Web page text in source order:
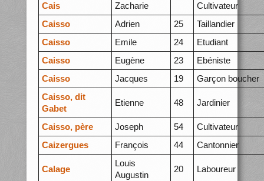
Cais
Zacharie
Cultivateur
Caisso
Adrien 25
Taillandier
Caisso
Emile 24
Etudiant
Caisso
Eugène 23
Ebéniste
Caisso
Jacques 19
Garçon boucher
Caisso, dit
Gabet
Etienne 48 Jardinier
Caisso, père Joseph 54
Cultivateur
Caizergues
François 44 Cantonnier
Calage
Louis
Augustin
20 Laboureur